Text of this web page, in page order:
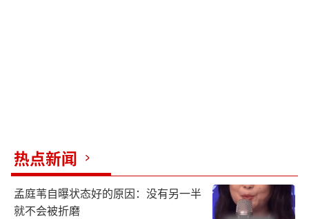
任编辑：0882）
热点新闻
孟庭苇自曝状态好的原因：没有另一半
就不会被折磨